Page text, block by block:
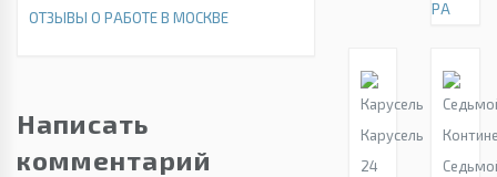
ОТЗЫВЫ О РАБОТЕ В МОСКВЕ
Написать
комментарий
РА
Карусель
24